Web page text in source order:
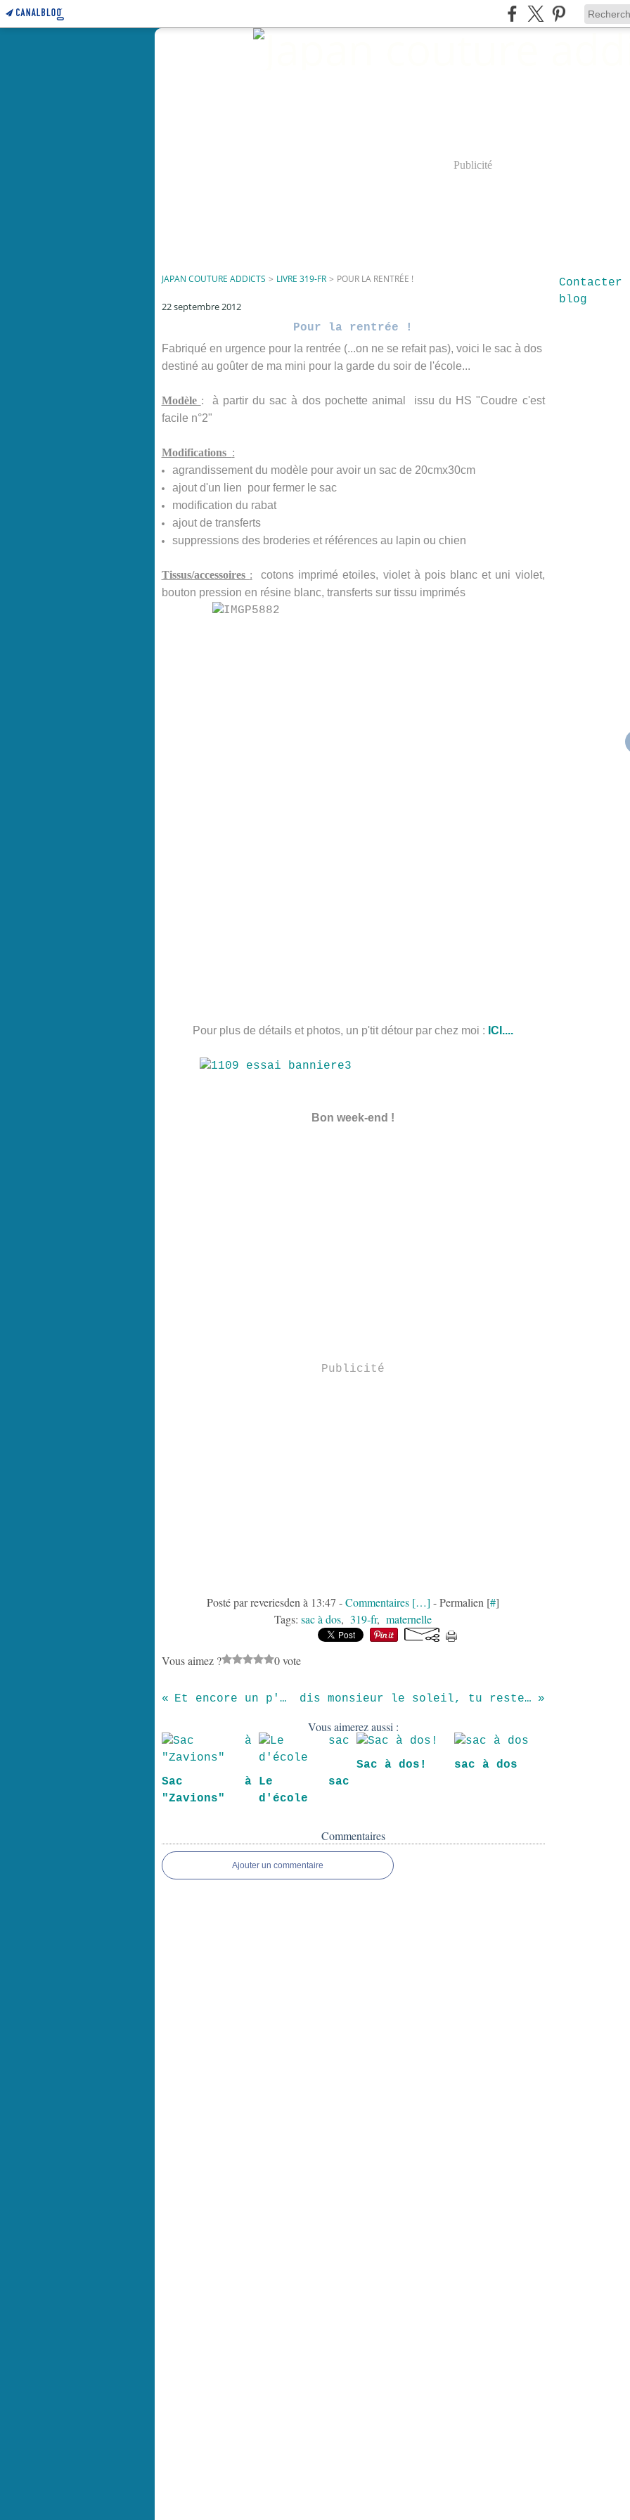
Publicité
JAPAN COUTURE ADDICTS > LIVRE 319-FR > POUR LA RENTRÉE !
22 septembre 2012
Pour la rentrée !
Fabriqué en urgence pour la rentrée (...on ne se refait pas), voici le sac à dos
destiné au goûter de ma mini pour la garde du soir de l'école...
Modèle : à partir du sac à dos pochette animal
issu du HS "Coudre c'est
facile n°2"
Modifications :
agrandissement du modèle pour avoir un sac de 20cmx30cm
ajout d'un lien pour fermer le sac
modification du rabat
ajout de transferts
suppressions des broderies et références au lapin ou chien
Tissus/accessoires :
cotons imprimé etoiles, violet à pois blanc et uni violet,
bouton pression en résine blanc, transferts sur tissu imprimés
Pour plus de détails et photos, un p'tit détour par chez moi : ICI....
Bon week-end !
Publicité
Posté par reveriesden à 13:47 -Commentaires […] - Permalien [#]
Tags: sac à dos, 319-fr, maternelle
Vous aimez ? 0 vote
Et encore un p'tit sac ! dis monsieur le soleil, tu restes encore un peu?
Vous aimerez aussi :
Sac à
"Zavions"
Le sac
d'école
Sac à dos! sac à dos
Commentaires
Ajouter un commentaire
blog